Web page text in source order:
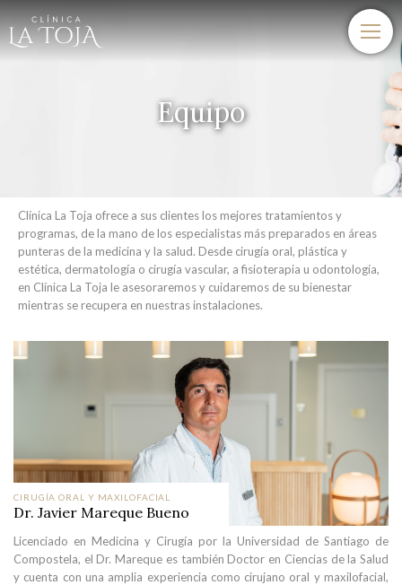
Equipo
Clínica La Toja ofrece a sus clientes los mejores tratamientos y
programas, de la mano de los especialistas más preparados en áreas
punteras de la medicina y la salud. Desde cirugía oral, plástica y
estética, dermatología o cirugía vascular, a fisioterapia u odontología,
en Clínica La Toja le asesoraremos y cuidaremos de su bienestar
mientras se recupera en nuestras instalaciones.
CIRUGÍA ORAL Y MAXILOFACIAL
Dr. Javier Mareque Bueno
Licenciado en Medicina y Cirugía por la Universidad de Santiago de
Compostela, el Dr. Mareque es también Doctor en Ciencias de la Salud
y cuenta con una amplia experiencia como cirujano oral y maxilofacial,